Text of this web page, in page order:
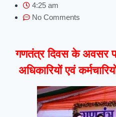
4:25 am
No Comments
गणतंत्र दिवस के अवसर
अधिकारियों एवं